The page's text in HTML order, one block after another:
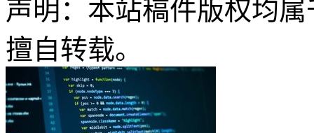
声明：本站稿件版权均
擅自转载。